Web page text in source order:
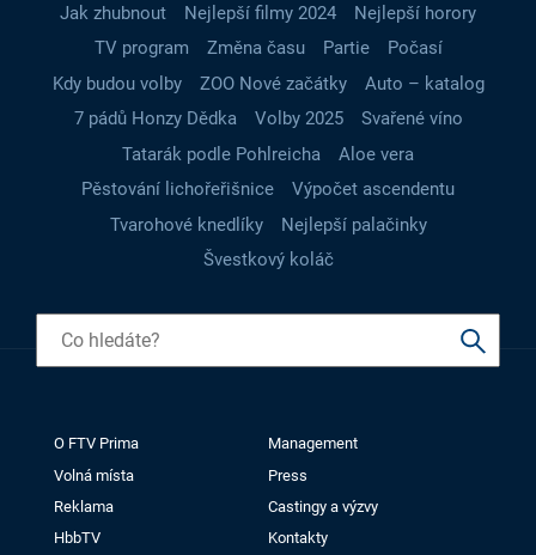
Jak zhubnout Nejlepší filmy 2024
Nejlepší horory
TV program
Změna času Partie
Počasí
Kdy budou volby
ZOO Nové začátky
Auto – katalog
7 pádů Honzy Dědka
Volby 2025
Svařené víno
Tatarák podle Pohlreicha
Aloe vera
Pěstování lichořeřišnice
Výpočet ascendentu
Tvarohové knedlíky
Nejlepší palačinky
Švestkový koláč
O FTV Prima
Management
Volná místa
Press
Reklama
Castingy a výzvy
HbbTV
Kontakty